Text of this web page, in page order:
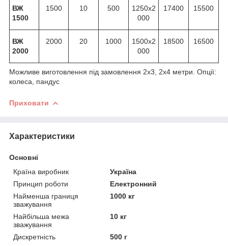
ВЖ
1500
1500 10 500
1250х2
000
17400 15500
ВЖ
2000
2000 20 1000
1500х2
000
18500 16500
Можливе виготовлення під замовлення 2х3, 2х4 метри. Опції:
колеса, пандус
Приховати
Характеристики
Основні
Країна виробник
Україна
Принцип роботи
Електронний
Найменша границя
зважування
1000 кг
Найбільша межа
зважування
10 кг
Дискретність
500 г